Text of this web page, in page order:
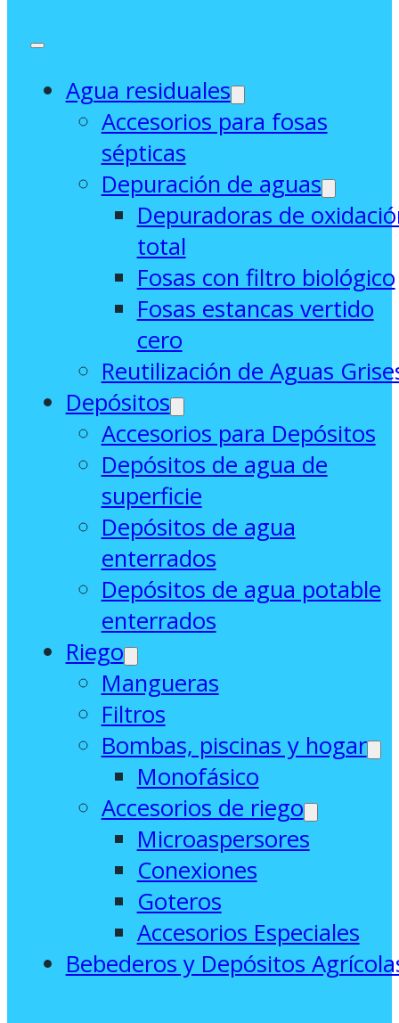
Agua residuales
Accesorios para fosas
sépticas
Depuración de aguas
Depuradoras de
total
Fosas con filtro biológico
Fosas estancas vertido
cero
Reutilización de Aguas
Depósitos
Accesorios para Depósitos
Depósitos de agua de
superficie
Depósitos de agua
enterrados
Depósitos de agua potable
enterrados
Riego
Mangueras
Filtros
Bombas, piscinas y hogar
Monofásico
Accesorios de riego
Microaspersores
Conexiones
Goteros
Accesorios Especiales
Bebederos y Depósitos